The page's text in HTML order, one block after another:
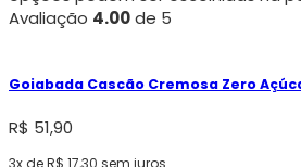
Avaliação 4.00de 5
Goiabada Cascão Cremosa Zero
R$ 51,90
3x deR$ 17,30 sem juros